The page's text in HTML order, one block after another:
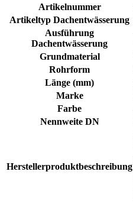
Artikelnummer
Artikeltyp Dachentwässerung
Ausführung
Dachentwässerung
Grundmaterial
Rohrform
Länge (mm)
Marke
Farbe
Nennweite DN
Herstellerproduktbeschreibung